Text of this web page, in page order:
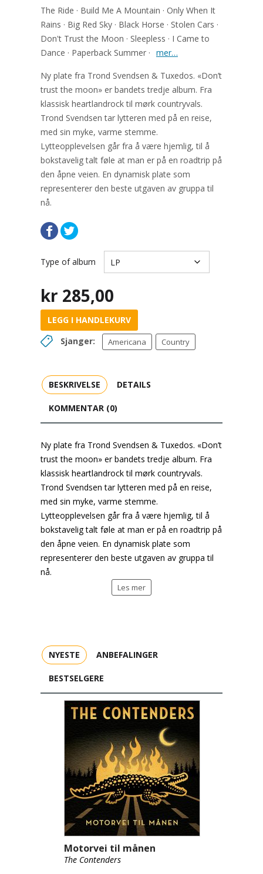
The Ride · Build Me A Mountain · Only When It
Rains · Big Red Sky · Black Horse · Stolen Cars ·
Don't Trust the Moon · Sleepless · I Came to
Dance · Paperback Summer · mer…
Ny plate fra Trond Svendsen & Tuxedos. «Don’t
trust the moon» er bandets tredje album. Fra
klassisk heartlandrock til mørk countryvals.
Trond Svendsen tar lytteren med på en reise,
med sin myke, varme stemme.
Lytteopplevelsen går fra å være hjemlig, til å
bokstavelig talt føle at man er på en roadtrip på
den åpne veien. En dynamisk plate som
representerer den beste utgaven av gruppa til
nå.
Type of album
kr 285,00
LEGG I HANDLEKURV
Sjanger:
Americana Country
BESKRIVELSE DETAILS
KOMMENTAR (0)
Ny plate fra Trond Svendsen & Tuxedos. «Don’t
trust the moon» er bandets tredje album. Fra
klassisk heartlandrock til mørk countryvals.
Trond Svendsen tar lytteren med på en reise,
med sin myke, varme stemme.
Lytteopplevelsen går fra å være hjemlig, til å
bokstavelig talt føle at man er på en roadtrip på
den åpne veien. En dynamisk plate som
representerer den beste utgaven av gruppa til
nå.
Les mer
NYESTE ANBEFALINGER
BESTSELGERE
Motorvei til månen
The Contenders